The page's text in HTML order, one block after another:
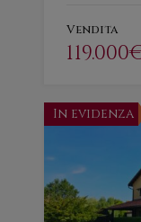
Vendita
In evidenza